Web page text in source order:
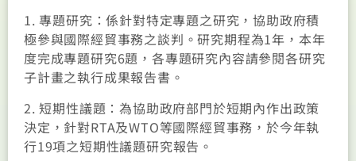
1. 專題研究：係針對特定專題之研究，協助政府積
極參與國際經貿事務之談判。研究期程為1年，本年
度完成專題研究6題，各專題研究內容請參閱各研究
子計畫之執行成果報告書。
2. 短期性議題：為協助政府部門於短期內作出政策
決定，針對RTA及WTO等國際經貿事務，於今年執
行19項之短期性議題研究報告。